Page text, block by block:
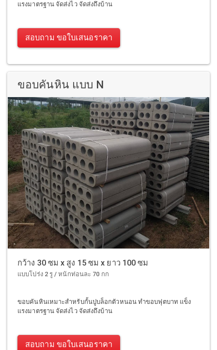
แรงมาตรฐาน จัดส่งไว จัดส่งถึงบ้าน
สอบถาม ขอใบเสนอราคา
ขอบคันหิน แบบ N
กว้าง 30 ซม x สูง 15 ซม x ยาว 100 ซม
แบบโปร่ง 2 รู / หนักท่อนละ 70 กก
ขอบคันหินเหมาะสำหรับกั้นปูบล็อกตัวหนอน ทำขอบฟุตบาท แข็ง
แรงมาตรฐาน จัดส่งไว จัดส่งถึงบ้าน
สอบถาม ขอใบเสนอราคา